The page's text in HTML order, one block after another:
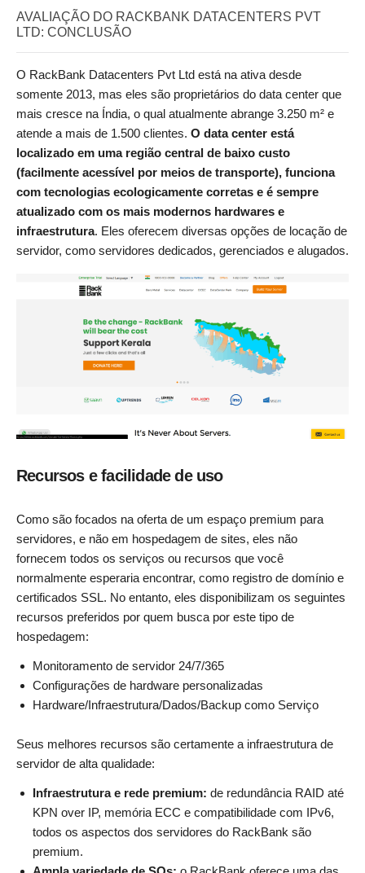
AVALIAÇÃO DO RACKBANK DATACENTERS PVT
LTD: CONCLUSÃO
O RackBank Datacenters Pvt Ltd está na ativa desde
somente 2013, mas eles são proprietários do data center que
mais cresce na Índia, o qual atualmente abrange 3.250 m² e
atende a mais de 1.500 clientes. O data center está
localizado em uma região central de baixo custo
(facilmente acessível por meios de transporte), funciona
com tecnologias ecologicamente corretas e é sempre
atualizado com os mais modernos hardwares e
infraestrutura. Eles oferecem diversas opções de locação de
servidor, como servidores dedicados, gerenciados e alugados.
Recursos e facilidade de uso
Como são focados na oferta de um espaço premium para
servidores, e não em hospedagem de sites, eles não
fornecem todos os serviços ou recursos que você
normalmente esperaria encontrar, como registro de domínio e
certificados SSL. No entanto, eles disponibilizam os seguintes
recursos preferidos por quem busca por este tipo de
hospedagem:
Monitoramento de servidor 24/7/365
Configurações de hardware personalizadas
Hardware/Infraestrutura/Dados/Backup como Serviço
Seus melhores recursos são certamente a infraestrutura de
servidor de alta qualidade:
Infraestrutura e rede premium: de redundância RAID até
KPN over IP, memória ECC e compatibilidade com IPv6,
todos os aspectos dos servidores do RackBank são
premium.